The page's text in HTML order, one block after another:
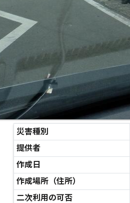
災害種別
提供者
作成日
作成場所（住所）
二次利用の可否